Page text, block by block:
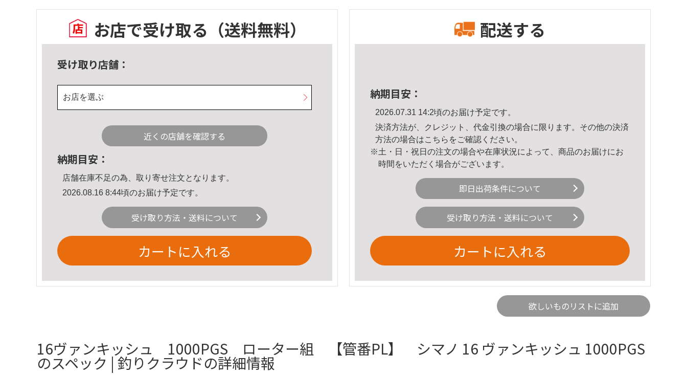
お店で受け取る （送料無料）
受け取り店舗：
お店を選ぶ
近くの店舗を確認する
納期目安：
店舗在庫不足の為、取り寄せ注文となります。
2026.08.16 8:44頃のお届け予定です。
受け取り方法・送料について
カートに入れる
配送する
納期目安：
2026.07.31 14:2頃のお届け予定です。
決済方法が、クレジット、代金引換の場合に限ります。その他の決済
方法の場合はこちら をご確認ください。
※土・日・祝日の注文の場合や在庫状況によって、商品のお届けにお
時間をいただく場合がございます。
即日出荷条件について
受け取り方法・送料について
カートに入れる
欲しいものリストに追加
16ヴァンキッシュ 1000PGS ローター組 【管番PL】 シマノ 16 ヴァンキッシュ 1000PGS
のスペック | 釣りクラウドの詳細情報